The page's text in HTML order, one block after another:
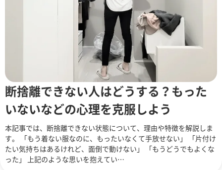
断捨離できない人はどうする？もった
いないなどの心理を克服しよう
本記事では、断捨離できない状態について、理由や特徴を解説しま
す。 「もう着ない服なのに、もったいなくて手放せない」 「片付け
たい気持ちはあるけれど、面倒で動けない」 「もうどうでもよくな
った」 上記のような思いを抱えてい…